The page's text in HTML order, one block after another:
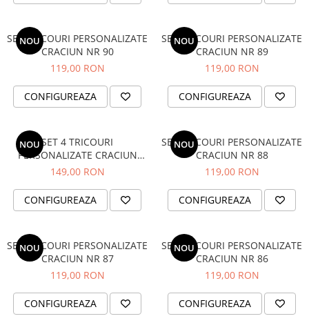
NOU
SET TRICOURI PERSONALIZATE
CRACIUN NR 90
119,00 RON
CONFIGUREAZA
NOU
SET TRICOURI PERSONALIZATE
CRACIUN NR 89
119,00 RON
CONFIGUREAZA
NOUSET 4 TRICOURI
PERSONALIZATE CRACIUN
NR.114
149,00 RON
CONFIGUREAZA
NOU
SET TRICOURI PERSONALIZATE
CRACIUN NR 88
119,00 RON
CONFIGUREAZA
NOU
SET TRICOURI PERSONALIZATE
CRACIUN NR 87
119,00 RON
CONFIGUREAZA
NOU
SET TRICOURI PERSONALIZATE
CRACIUN NR 86
119,00 RON
CONFIGUREAZA